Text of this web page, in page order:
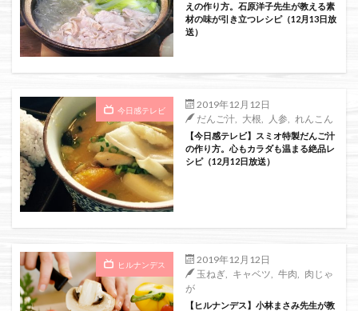
えの作り方。石原洋子先生が教える素
材の味が引き立つレシピ（12月13日放
送）
今日感テレビ
2019年12月12日
だんご汁
大根 人参 れんこん
【今日感テレビ】スミオ特製だんご汁
の作り方。心もカラダも温まる絶品レ
シピ（12月12日放送）
ヒルナンデス
2019年12月12日
玉ねぎ
キャベツ 牛肉
肉じゃ
が
【ヒルナンデス】小林まさみ先生が教